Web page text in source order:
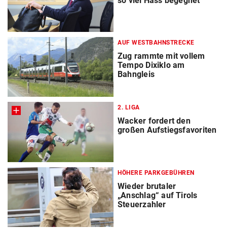
AUF WESTBAHNSTRECKE
Zug rammte mit vollem
Tempo Dixiklo am
Bahngleis
2. LIGA
Wacker fordert den
großen Aufstiegsfavoriten
HÖHERE PARKGEBÜHREN
Wieder brutaler
„Anschlag“ auf Tirols
Steuerzahler